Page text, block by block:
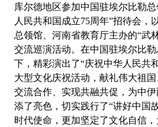
库尔德地区参加中国驻埃尔比勒
人民共和国成立75周年”招待会，
总领馆、河南省教育厅主办的“武
交流巡演活动。在中国驻埃尔比
下，精彩演出了“庆祝中华人民共
大型文化庆祝活动，献礼伟大祖
交流合作、实现共融共促，为中
添了亮色，切实践行了“讲好中国
时代使命，更加坚定了文化自信